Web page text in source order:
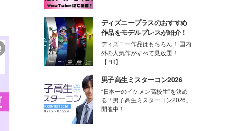
ディズニープラスのおすすめ
作品をモデルプレスが紹介！
ディズニー作品はもちろん！ 国内
外の人気作がすべて見放題！
【PR】
男子高生ミスターコン2026
“日本一のイケメン高校生”を決め
る「男子高生ミスターコン2026」
開催中！